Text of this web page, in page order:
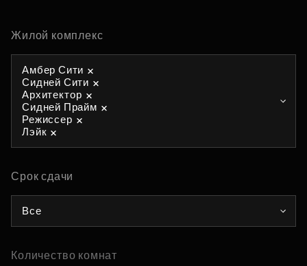
Жилой комплекс
Амбер Сити
Сидней Сити
Архитектор
Сидней Прайм
Режиссер
Лэйк
Срок сдачи
Все
Количество комнат